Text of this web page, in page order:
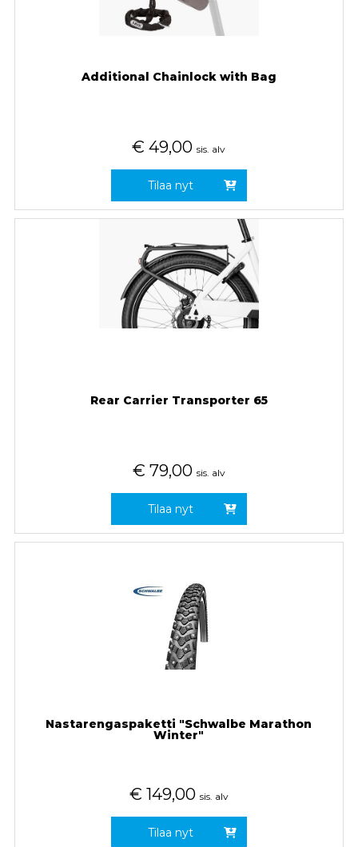
Additional Chainlock with Bag
€ 49,00 sis. alv
Tilaa nyt
Rear Carrier Transporter 65
€ 79,00 sis. alv
Tilaa nyt
Nastarengaspaketti "Schwalbe Marathon
Winter"
€ 149,00 sis. alv
Tilaa nyt